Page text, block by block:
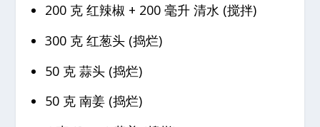
200 克 红辣椒 + 200 毫升 清水 (搅拌)
300 克 红葱头 (捣烂)
50 克 蒜头 (捣烂)
50 克 南姜 (捣烂)